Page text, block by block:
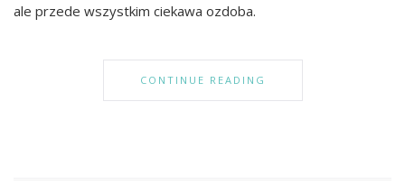
ale przede wszystkim ciekawa ozdoba.
CONTINUE READING